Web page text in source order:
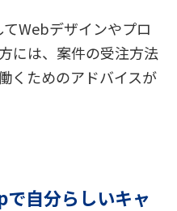
てWebデザインやプロ
には、案件の受注方法
くためのアドバイスが
自分らしいキャ